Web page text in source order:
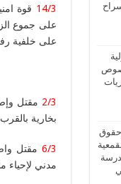
14/3 قوة
على جموع
على خلفية
2/3
بخارية
6/3 مقتل
مدني لإحياء مناسبة
حقوق